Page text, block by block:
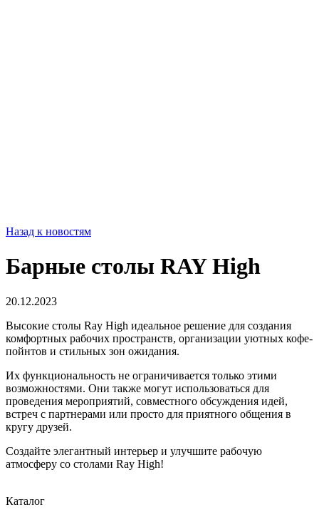
Назад к новостям
Барные столы RAY High
20.12.2023
Высокие столы Ray High идеальное решение для создания
комфортных рабочих пространств, организации уютных кофе-
пойнтов и стильных зон ожидания.
Их функциональность не ограничивается только этими
возможностями. Они также могут использоваться для
проведения мероприятий, совместного обсуждения идей,
встреч с партнерами или просто для приятного общения в
кругу друзей.
Создайте элегантный интерьер и улучшите рабочую
атмосферу со столами Ray High!
Каталог